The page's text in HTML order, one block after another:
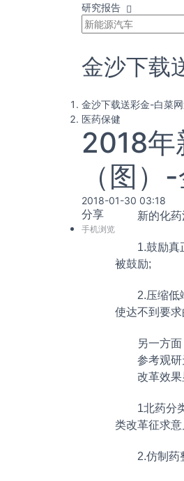
研究报告
金沙下载
金沙下载送彩金-白菜
医药保健
2018年
（图
2018-01-30 03:18
分享
手机浏览
新的化药注
1.鼓励真
被鼓励;
2.压缩低
使达不到要
另一方
参考观
改革效果
1北药分
类改革征求
2.仿制药